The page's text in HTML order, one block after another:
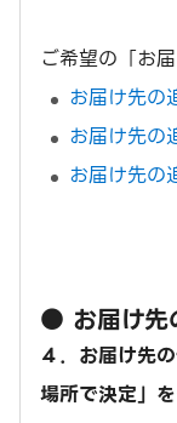
ご希望の「お
お届け先の
お届け先の
お届け先の
● お届け先
４．お届け先
場所で決定」を